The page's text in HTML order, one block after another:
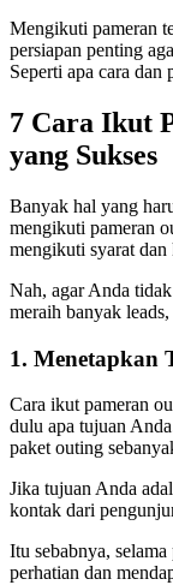
Mengikuti pameran
persiapan penting
Seperti apa cara dan
7 Cara Ikut
yang Sukses
Banyak hal yang
mengikuti pameran
mengikuti syarat dan
Nah, agar Anda
meraih banyak
1. Menetapkan
Cara ikut pameran
dulu apa tujuan
paket outing
Jika tujuan Anda
kontak dari
Itu sebabnya,
perhatian dan